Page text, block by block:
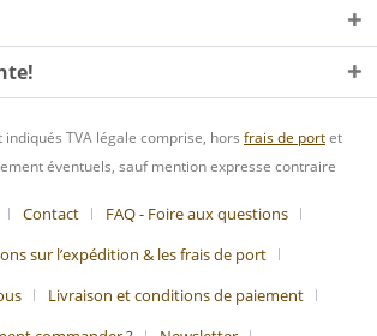
TVA légale comprise, hors frais de portet
éventuels, sauf mention expresse contraire
Contact
FAQ - Foire aux questions
sur l’expédition & les frais de port
Livraison et conditions de paiement